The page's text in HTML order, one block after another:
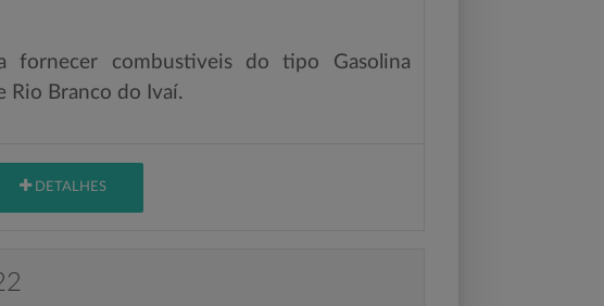
fornecer combustiveis do tipo Gasolina
Rio Branco do Ivaí.
DETALHES